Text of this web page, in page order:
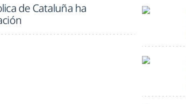
de Cataluña ha